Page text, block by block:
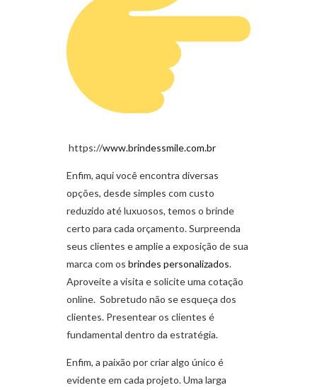
https://www.brindessmile.com.br
Enfim, aqui você encontra diversas
opções, desde simples com custo
reduzido até luxuosos, temos o brinde
certo para cada orçamento. Surpreenda
seus clientes e amplie a exposição de sua
marca com os brindes personalizados.
Aproveite a visita e solicite uma cotação
online. Sobretudo não se esqueça dos
clientes. Presentear os clientes é
fundamental dentro da estratégia.
Enfim, a paixão por criar algo único é
evidente em cada projeto. Uma larga